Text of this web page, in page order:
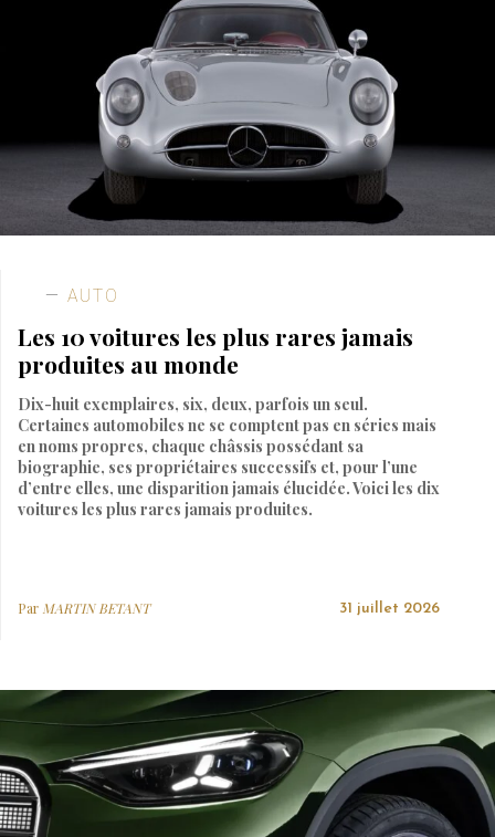
AUTO
Les 10 voitures les plus rares jamais
produites au monde
Dix-huit exemplaires, six, deux, parfois un seul.
Certaines automobiles ne se comptent pas en séries mais
en noms propres, chaque châssis possédant sa
biographie, ses propriétaires successifs et, pour l’une
d’entre elles, une disparition jamais élucidée. Voici les dix
voitures les plus rares jamais produites.
ParMARTIN BETANT 31 juillet 2026